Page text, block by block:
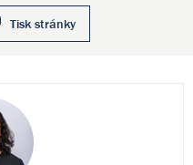
Tisk stránky